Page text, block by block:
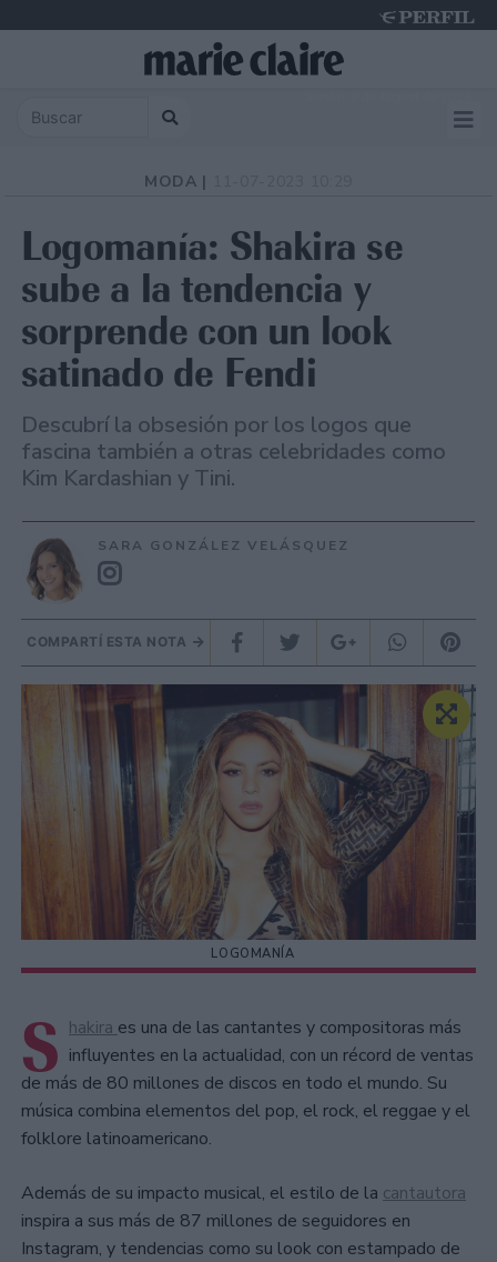
MODA |
Logomanía: Shakira se
sube a la tendencia y
sorprende con un look
satinado de Fendi
Descubrí la obsesión por los logos que
fascina también a otras celebridades como
Kim Kardashian y Tini.
SARA GONZÁLEZ VELÁSQUEZ
COMPARTÍ ESTA NOTA
LOGOMANÍA
S hakira es una de las cantantes y compositoras más
influyentes en la actualidad, con un récord de ventas
de más de 80 millones de discos en todo el mundo. Su
música combina elementos del pop, el rock, el reggae y el
folklore latinoamericano.
Además de su impacto musical, el estilo de la cantautora
inspira a sus más de 87 millones de seguidores en
Instagram, y tendencias como su look con estampado de